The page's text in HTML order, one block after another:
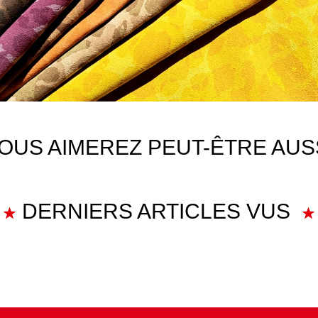
AIMEREZ PEUT-ÊTRE
DERNIERS ARTICLES VUS